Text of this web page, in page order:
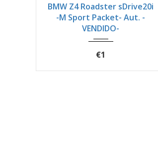
BMW Z4 Roadster sDrive20i
-M Sport Packet- Aut. -
VENDIDO-
€1